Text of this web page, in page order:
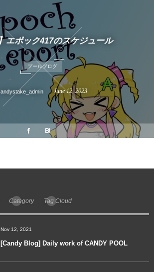
エポック417のスケジュール
プールブログ
June 12, 2023
Category Tag Cloud
Nov 12, 2021
[Candy Blog] Daily work of CANDY POOL